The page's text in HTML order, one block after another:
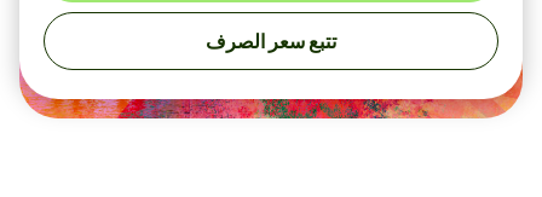
تتبع سعر الصرف